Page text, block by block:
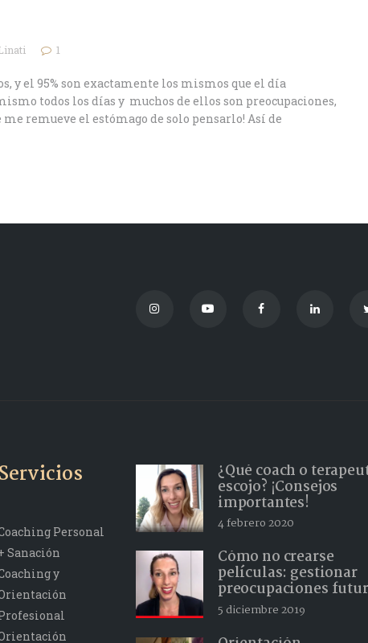
1
y el 95% son exactamente los mismos que el día
todos los días y muchos de ellos son preocupaciones,
remueve el estómago de solo pensarlo! Así de
Servicios
Personal
Sanación
y
¿Qué coach o
escojo? ¡Consejos
importantes!
4 febrero 2020
Cómo no crearse
películas: gestionar
preocupaciones
5 diciembre 2019